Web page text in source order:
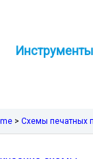
Инструменты
>Схемы печатных